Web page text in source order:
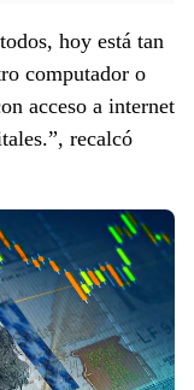
hoy está tan
computador o
acceso a internet
recalcó